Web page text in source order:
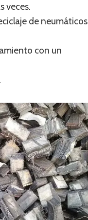
veces.
de neumáticos
con un